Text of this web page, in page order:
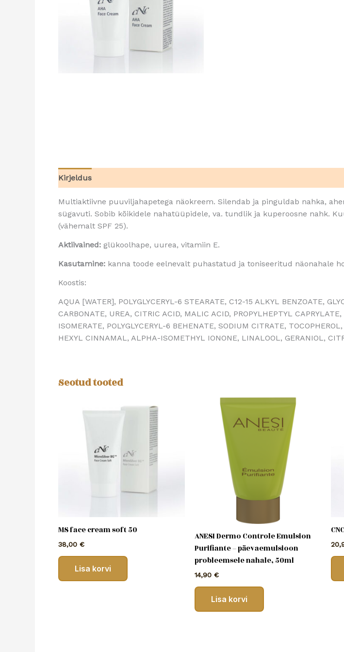
Kirjeldus
Multiaktiivne puuviljahapetega näokreem. Silendab ja pinguldab nahka,
sügavuti. Sobib kõikidele nahatüüpidele, va. tundlik ja kuperoosne nahk.
(vähemalt SPF 25).
Aktiivained: glükoolhape, uurea, vitamiin E.
Kasutamine: kanna toode eelnevalt puhastatud ja toniseeritud näonahale
Koostis:
AQUA [WATER], POLYGLYCERYL-6 STEARATE, C12-15 ALKYL BENZOATE,
CARBONATE, UREA, CITRIC ACID, MALIC ACID, PROPYLHEPTYL
ISOMERATE, POLYGLYCERYL-6 BEHENATE, SODIUM CITRATE,
HEXYL CINNAMAL, ALPHA-ISOMETHYL IONONE, LINALOOL, GERANIOL,
Seotud tooted
MS face cream soft 50
38,00 €
Lisa korvi
ANESI Dermo Controle Emulsion
Purifiante – päevaemulsioon
probleemsele nahale, 50ml
14,90 €
Lisa korvi